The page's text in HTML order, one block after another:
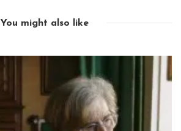
You might also like